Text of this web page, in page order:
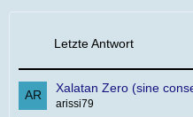
Letzte Antwort
Xalatan Zero (sine
arissi79